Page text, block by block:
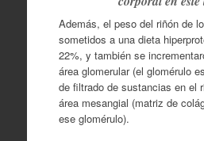
Además, el peso del riñón de
sometidos a una dieta
22%, y también se
área glomerular (el glomérulo
de filtrado de sustancias en el
área mesangial (matriz de
ese glomérulo).